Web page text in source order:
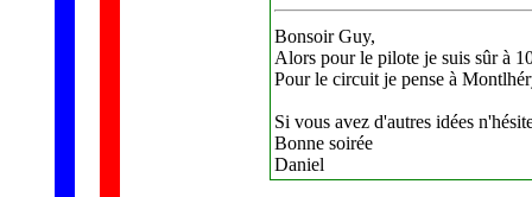
Bonsoir Guy,
Alors pour le pilote je suis sûr à
Pour le circuit je pense à
Si vous avez d'autres idées
Bonne soirée
Daniel